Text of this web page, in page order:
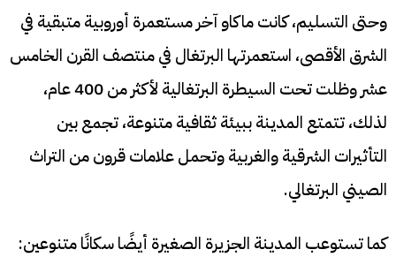
وحتى التسليم، كانت ماكاو آخر مستعمرة أوروبية متبقية في
الشرق الأقصى، استعمرتها البرتغال في منتصف القرن الخامس
عشر وظلت تحت السيطرة البرتغالية لأكثر من 400 عام،
لذلك، تتمتع المدينة ببيئة ثقافية متنوعة، تجمع بين
التأثيرات الشرقية والغربية وتحمل علامات قرون من التراث
الصيني البرتغالي.
كما تستوعب المدينة الجزيرة الصغيرة أيضًا سكانًا متنوعين: